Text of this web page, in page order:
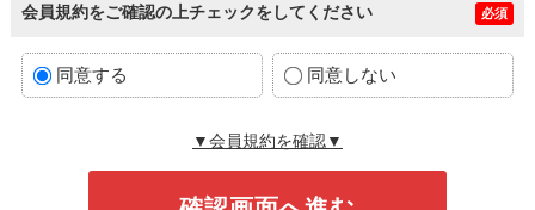
会員規約をご確認の上チェックをしてください 必須
同意する 同意しない
▼会員規約を確認▼